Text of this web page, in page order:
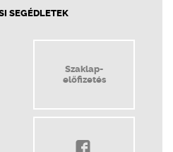
SEGÉDLETEK
Szaklap-
előfizetés